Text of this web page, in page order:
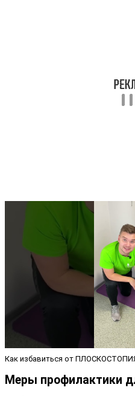
Как избавиться от
Меры профилактики